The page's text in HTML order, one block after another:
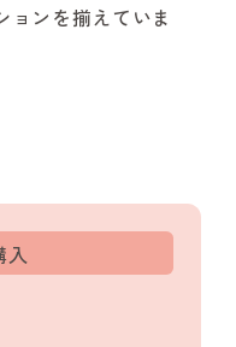
ョンを揃えていま
入